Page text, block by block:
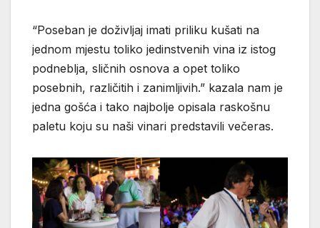
“Poseban je doživljaj imati priliku kušati na
jednom mjestu toliko jedinstvenih vina iz istog
podneblja, sličnih osnova a opet toliko
posebnih, različitih i zanimljivih.” kazala nam je
jedna gošća i tako najbolje opisala raskošnu
paletu koju su naši vinari predstavili večeras.